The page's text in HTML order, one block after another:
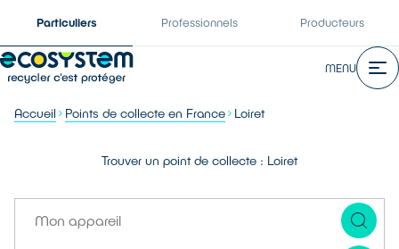
Particuliers Professionnels Producteurs
MENU
Accueil Points de collecte en France Loiret
Trouver un point de collecte : Loiret